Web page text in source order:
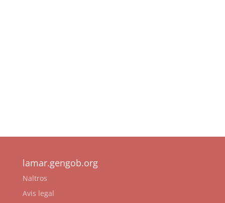
lamar.gengob.org
Naltros
Avis legal